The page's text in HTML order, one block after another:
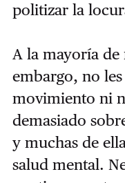
politizar la
A la mayoría
embargo, no
movimiento ni
demasiado
y muchas de
salud mental.